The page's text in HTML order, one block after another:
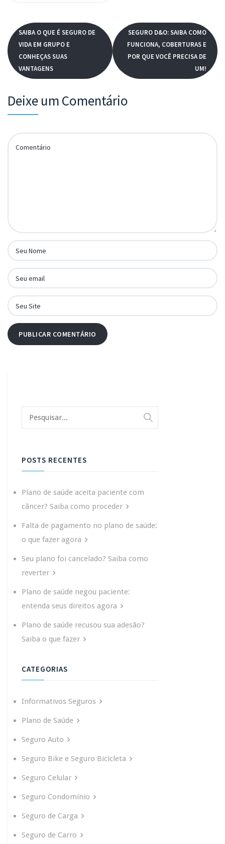
SAIBA O QUE É SEGURO DE
VIDA EM GRUPO E
CONHEÇAS SUAS
VANTAGENS
SEGURO D&O: SAIBA COMO
FUNCIONA, COBERTURAS E
POR QUE VOCÊ PRECISA DE
UM!
Deixe um Comentário
POSTS RECENTES
Plano de saúde aceita paciente com
câncer? Saiba como proceder
Falta de pagamento no plano de saúde:
o que fazer agora
Seu plano foi cancelado? Saiba como
reverter
Plano de saúde negou paciente:
entenda seus direitos agora
Plano de saúde recusou sua adesão?
Saiba o que fazer
CATEGORIAS
Informativos Seguros
Plano de Saúde
Seguro Auto
Seguro Bike e Seguro Bicicleta
Seguro Celular
Seguro Condomínio
Seguro de Carga
Seguro de Carro